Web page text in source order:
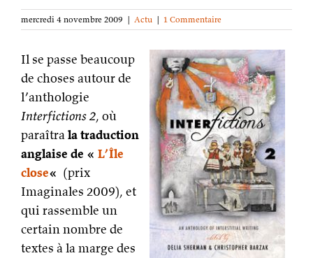
mercredi 4 novembre 2009 | Actu | 1 Commentaire
Il se passe beaucoup
de choses autour de
l’anthologie
Interfictions 2, où
paraîtrala traduction
anglaise de « L’Île
close« (prix
Imaginales 2009), et
qui rassemble un
certain nombre de
textes à la marge des